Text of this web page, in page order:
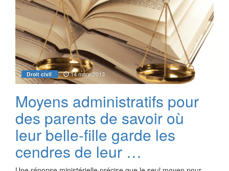
Droit civil 14 mars 2013
Moyens administratifs pour
des parents de savoir où
leur belle-fille garde les
cendres de leur …